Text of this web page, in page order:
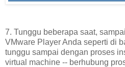
7. Tunggu beberapa saat,
VMware Player Anda seperti di
tunggu sampai dengan proses
virtual machine -- berhubung